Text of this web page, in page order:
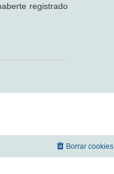
registrado
Borrar cookies